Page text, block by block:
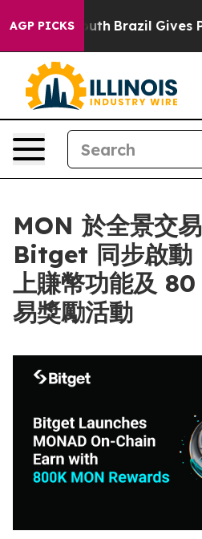
AGP PICKS
to Youth Brazil Gives
MON 於全景交
Bitget 同步啟動
上賺幣功能及
易獎勵活動